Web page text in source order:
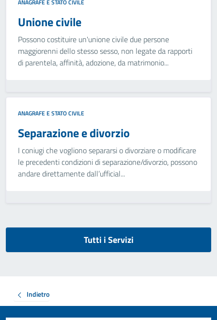
ANAGRAFE E STATO CIVILE
Unione civile
Possono costituire un'unione civile due persone
maggiorenni dello stesso sesso, non legate da rapporti
di parentela, affinità, adozione, da matrimonio...
ANAGRAFE E STATO CIVILE
Separazione e divorzio
I coniugi che vogliono separarsi o divorziare o modificare
le precedenti condizioni di separazione/divorzio, possono
andare direttamente dall’ufficial...
Tutti i Servizi
Indietro